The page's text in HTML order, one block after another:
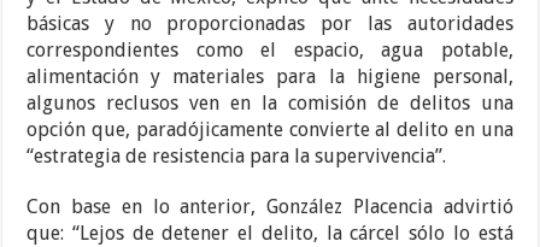
básicas y no proporcionadas por las autoridades
correspondientes como el espacio, agua potable,
alimentación y materiales para la higiene personal,
algunos reclusos ven en la comisión de delitos una
opción que, paradójicamente convierte al delito en una
“estrategia de resistencia para la supervivencia”.
Con base en lo anterior, González Placencia advirtió
que: “Lejos de detener el delito, la cárcel sólo lo está